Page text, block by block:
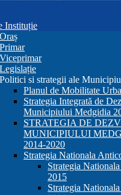
Instituție
Oraș
Primar
Viceprimar
Legislație
Politici si strategii ale
Planul de Mobilitate
Strategia Integrată de
Municipiului Medgidia
STRATEGIA DE
MUNICIPIULUI
2014-2020
Strategia Nationala
Strategia
2015
Strategia